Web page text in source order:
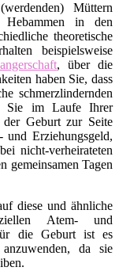
Müttern
Hebammen in den
theoretische
beispielsweise
, über die
haben Sie, dass
schmerzlindernden
Sie im Laufe Ihrer
der Geburt zur Seite
und Erziehungsgeld,
nicht-verheirateten
gemeinsamen Tagen
diese und ähnliche
Atem- und
die Geburt ist es
da sie